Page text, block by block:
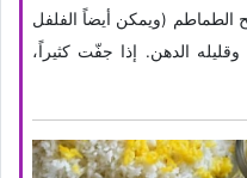
الطماطم (ویمکن أیضاً الفلفل
الدهن. إذا جفّت کثیراً،